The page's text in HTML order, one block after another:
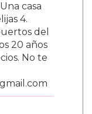
casa
4.
del
20 años
No te